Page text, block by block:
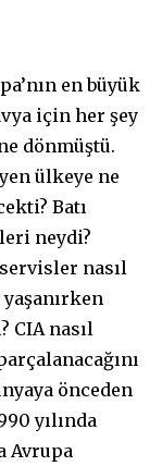
en büyük
için her şey
dönmüştü.
ülkeye ne
Batı
neydi?
nasıl
CIA nasıl
önceden
yılında
Avrupa